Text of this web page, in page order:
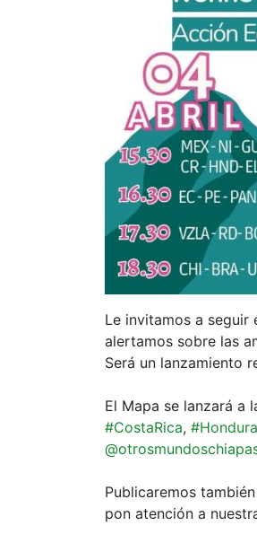
Le invitamos a seguir
alertamos sobre las
Será un lanzamiento
El Mapa se lanzará a
#CostaRica,
Publicaremos
pon atención a